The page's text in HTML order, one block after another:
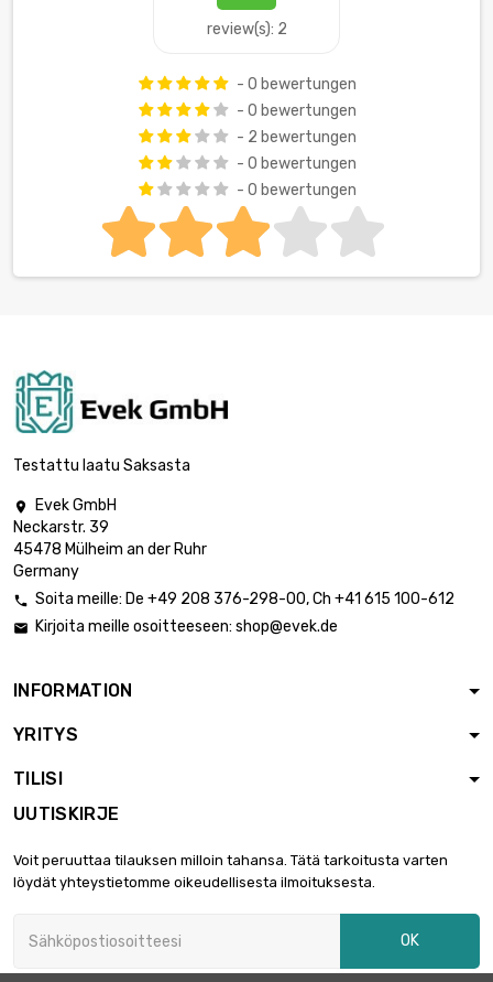
review(s): 2
- 0 bewertungen
- 0 bewertungen
- 2 bewertungen
- 0 bewertungen
- 0 bewertungen
Testattu laatu Saksasta

Evek GmbH
Neckarstr. 39
45478 Mülheim an der Ruhr
Germany
 Soita meille: De +49 208 376-298-00, Ch +41 615 100-612
 Kirjoita meille osoitteeseen: shop@evek.de
INFORMATION
YRITYS
TILISI
UUTISKIRJE
Voit peruuttaa tilauksen milloin tahansa. Tätä tarkoitusta varten
löydät yhteystietomme oikeudellisesta ilmoituksesta.
OK